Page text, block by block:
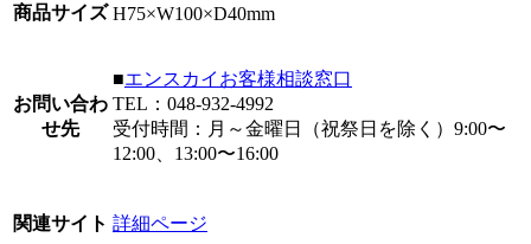
商品サイズ H75×W100×D40mm
お問い合わ
せ先
■エンスカイお客様相談窓口
TEL：048-932-4992
受付時間：月～金曜日（祝祭日を除く）9:00〜
12:00、13:00〜16:00
関連サイト 詳細ページ